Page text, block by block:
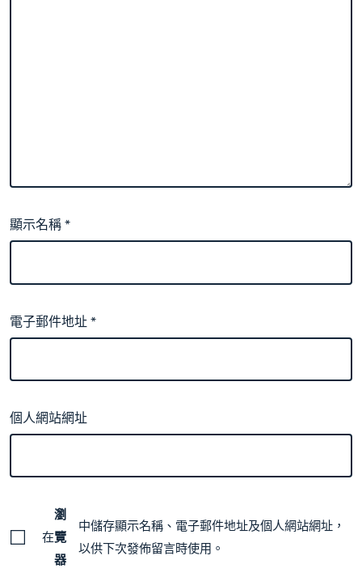
顯示名稱*
電子郵件地址*
個人網站網址
在
瀏
覽
器
中儲存顯示名稱、電子郵件地址及個人網站網址，
以供下次發佈留言時使用。